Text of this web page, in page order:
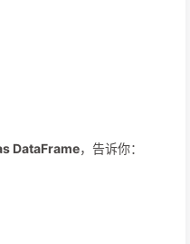
DataFrame，告诉你：